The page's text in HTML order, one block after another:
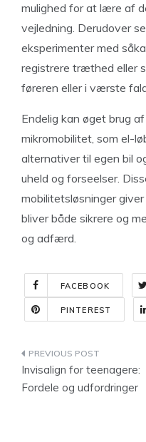
mulighed for at lære af
vejledning. Derudover
eksperimenter med
registrere træthed eller
føreren eller i værste
Endelig kan øget brug
mikromobilitet, som el-
alternativer til egen bil
uheld og forseelser.
mobilitetsløsninger
bliver både sikrere og
og adfærd.
FACEBOOK
PINTEREST
Invisalign for teenagere:
Fordele og udfordringer